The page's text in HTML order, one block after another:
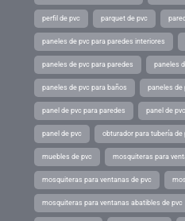
perfil de pvc parquet de pvc
paneles de pvc para paredes interiores
paneles de pvc para paredes paneles
paneles de pvc para baños paneles de
panel de pvc para paredes panel de
panel de pvc obturador para tubería de
muebles de pvc mosquiteras para
mosquiteras para ventanas de pvc
mosquiteras para ventanas abatibles de pvc